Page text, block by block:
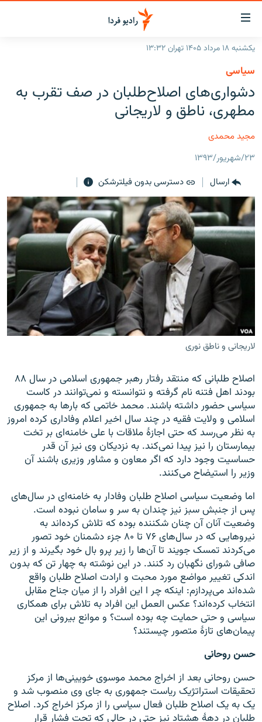
لینک‌های
قابلیت
دسترسی
بازگشت
اصلی
به
صفحه
ایران
جهان
فرکانس‌ها
چندرسانه‌ای
گزارش‌های تصویری
گزارش‌های ویدئویی
زنان فردا
English
زبان‌های دیگر
یکشنبه ۱۸ مرداد ۱۴۰۵ تهران ۱۳:۳۲
سیاسی
دشواری‌های اصلاح‌طلبان در صف تقرب به
مطهری، ناطق و لاریجانی
مجید محمدی
۲۳/شهریور/۱۳۹۳
ارسال
دسترسی بدون فیلترشکن
لاریجانی و ناطق نوری
اصلاح طلبانی که منتقد رفتار رهبر جمهوری اسلامی در سال ۸۸
بودند اهل فتنه نام گرفته و نتوانسته و نمی‌توانند در کاست
سیاسی حضور داشته باشند. محمد خاتمی که بار‌ها به جمهوری
اسلامی و ولایت فقیه در چند سال اخیر اعلام وفاداری کرده امروز
به نظر می‌رسد که حتی اجازهٔ ملاقات با علی خامنه‌ای بر تخت
بیمارستان را نیز پیدا نمی‌کند. به نزدیکان وی نیز آن قدر
حساسیت وجود دارد که اگر معاون و مشاور وزیری باشند آن
وزیر را استیضاح می‌کنند.
اما وضعیت سیاسی اصلاح طلبان وفادار به خامنه‌ای در سال‌های
پس از جنبش سبز نیز چندان به سر و سامان نبوده است.
وضعیت آنان آن چنان شکننده بوده که تلاش کرده‌اند به
نیروهایی که در سال‌های ۷۶ تا ۸۰ جزء دشمنان خود تصور
می‌کردند تمسک جویند تا آن‌ها را زیر پرو بال خود بگیرند و از زیر
صافی شورای نگهبان رد کنند. در این نوشته به چهار تن که بدون
اندکی تغییر مواضع مورد محبت و ارادت اصلاح طلبان واقع
شده‌اند می‌پردازم: اینکه چر ا این افراد را از میان جناح مقابل
انتخاب کرده‌اند؟ عکس العمل این افراد به تلاش برای همکاری
سیاسی و حتی حمایت چه بوده است؟ و موانع بیرونی این
پیمان‌های تازهٔ متصور چیستند؟
حسن روحانی
حسن روحانی بعد از اخراج محمد موسوی خویینی‌ها از مرکز
تحقیقات استراتژیک ریاست جمهوری به جای وی منصوب شد و
یک به یک اصلاح طلبان فعال سیاسی را از مرکز اخراج کرد. اصلاح
طلبان در دههٔ هشتاد نیز حتی در حالی که تحت فشار قرار